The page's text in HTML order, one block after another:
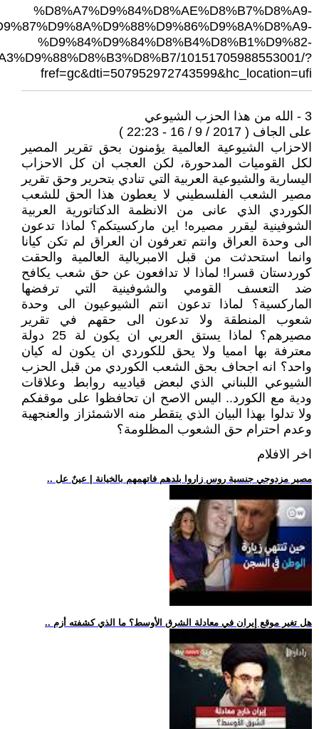
%D8%A7%D9%84%D8%AE%D8%B7%D8%A9-
%D9%84%D9%84%D8%B4%D8%B1%D9%82-
10151705988553001/?
fref=gc&dti=507952972743599&hc_location=ufi
3 - الله من هذا الحزب الشيوعي
على الجاف ( 2017 / 9 / 16 - 22:23 )
الاحزاب الشيوعية العالمية يؤمنون بحق تقرير المصير
لكل القوميات المدحورة، لكن العجب ان كل الاحزاب
اليسارية والشيوعية العربية التي تنادي بتحرير وحق تقرير
مصير الشعب الفلسطيني لا يعطون هذا الحق للشعب
الكوردي الذي عانى من الانظمة الدكتاتورية العربية
الشوفينية ليقرر مصيره! اين ماركسيتكم؟ لماذا تدعون
الى وحدة العراق وانتم تعرفون ان العراق لم تكن كيانا
وانما استحدثت من قبل الامبريالية العالمية والحقت
كوردستان قسرا! لماذا لا تدافعون عن حق شعب يكافح
ضد التعسف القومي والشوفينية التي ترفضها
الماركسية؟ لماذا تدعون انتم الشيوعيون الى وحدة
شعوب المنطقة ولا تدعون الى حقهم في تقرير
مصيرهم؟ لماذا يستق العربي ان يكون لة 25 دولة
معترفة بها امميا ولا يحق للكوردي ان يكون له كيان
واحد؟ انه اجحاف بحق الشعب الكوردي من قبل الحزب
الشيوعي اللبناني الذي لبعض قيادييه روابط وعلاقات
ودية مع الكورد.. اليس الاصح ان تحافظوا على موقفكم
ولا تدلوا بهذا البيان الذي يتقطر منه الاشمئزاز والعنجهية
وعدم احترام حق الشعوب المظلومة؟
اخر الافلام
.. مصير مزدوجي جنسية روس زاروا بلدهم فاتهمهم بالخيانة | عينٌ عل
.. هل تغير موقع إيران في معادلة الشرق الأوسط؟ ما الذي كشفته أزم